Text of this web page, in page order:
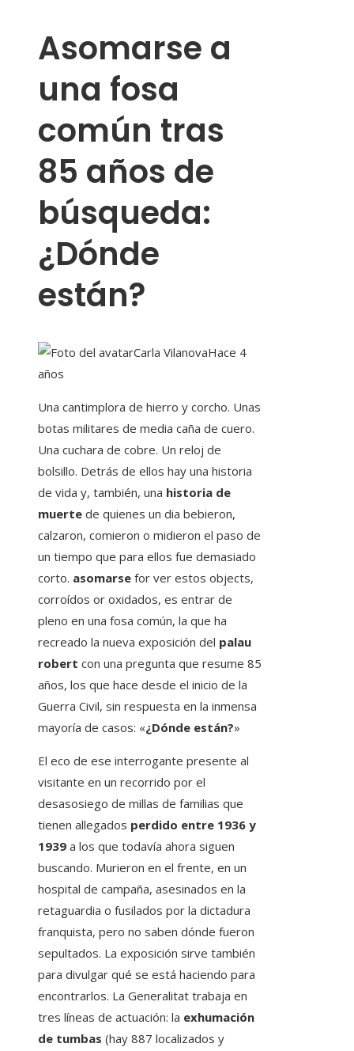
Asomarse a
una fosa
común tras
85 años de
búsqueda:
¿Dónde
están?
Carla VilanovaHace 4
años
Una cantimplora de hierro y corcho. Unas
botas militares de media caña de cuero.
Una cuchara de cobre. Un reloj de
bolsillo. Detrás de ellos hay una historia
de vida y, también, una historia de
muerte de quienes un dia bebieron,
calzaron, comieron o midieron el paso de
un tiempo que para ellos fue demasiado
corto. asomarse for ver estos objects,
corroídos or oxidados, es entrar de
pleno en una fosa común, la que ha
recreado la nueva exposición del palau
robert con una pregunta que resume 85
años, los que hace desde el inicio de la
Guerra Civil, sin respuesta en la inmensa
mayoría de casos: «¿Dónde están?»
El eco de ese interrogante presente al
visitante en un recorrido por el
desasosiego de millas de familias que
tienen allegados perdido entre 1936 y
1939 a los que todavía ahora siguen
buscando. Murieron en el frente, en un
hospital de campaña, asesinados en la
retaguardia o fusilados por la dictadura
franquista, pero no saben dónde fueron
sepultados. La exposición sirve también
para divulgar qué se está haciendo para
encontrarlos. La Generalitat trabaja en
tres líneas de actuación: la exhumación
de tumbas (hay 887 localizados y